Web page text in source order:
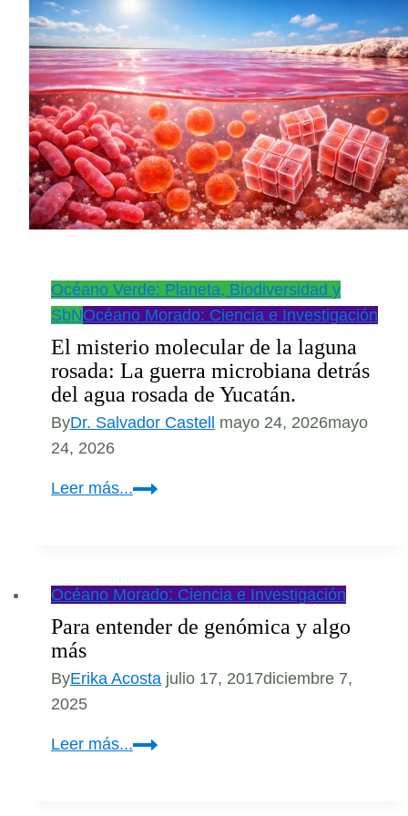
propuesta
para
reabrir
fronteras
Océano Verde: Planeta, Biodiversidad y
SbNOcéano Morado: Ciencia e Investigación
El misterio molecular de la laguna
rosada: La guerra microbiana detrás
del agua rosada de Yucatán.
ByDr. Salvador Castell mayo 24, 2026mayo
24, 2026
Leer más...El
la
laguna
rosada:
guerra
detrás
Océano Morado: Ciencia e Investigación
Para entender de genómica y algo
más
ByErika Acosta julio 17, 2017diciembre 7,
2025
Leer más...Para